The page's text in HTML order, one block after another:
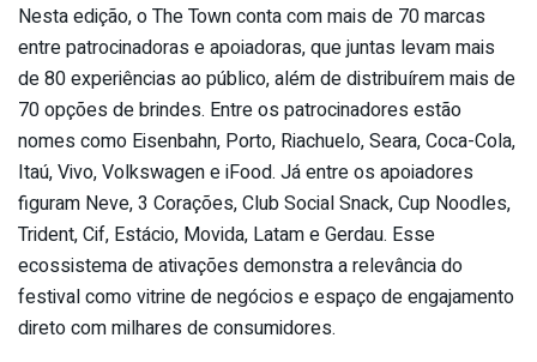
Nesta edição, o The Town conta com mais de 70 marcas
entre patrocinadoras e apoiadoras, que juntas levam mais
de 80 experiências ao público, além de distribuírem mais de
70 opções de brindes. Entre os patrocinadores estão
nomes como Eisenbahn, Porto, Riachuelo, Seara, Coca-Cola,
Itaú, Vivo, Volkswagen e iFood. Já entre os apoiadores
figuram Neve, 3 Corações, Club Social Snack, Cup Noodles,
Trident, Cif, Estácio, Movida, Latam e Gerdau. Esse
ecossistema de ativações demonstra a relevância do
festival como vitrine de negócios e espaço de engajamento
direto com milhares de consumidores.